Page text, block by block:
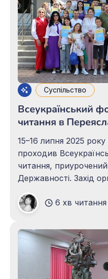
найкращих читачів
Суспільство
Всеукраїнський
читання в
15–16 липня 2025
проходив
читання,
Державності. Захід
секція IBBY,
бібліотек для дітей,
Сковороди в
історико-
«Переяслав» за
культури та
6 хв читання